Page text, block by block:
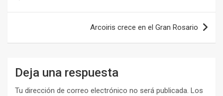
de
Arcoiris crece en el Gran Rosario
Deja una respuesta
Tu dirección de correo electrónico no será publicada. Los